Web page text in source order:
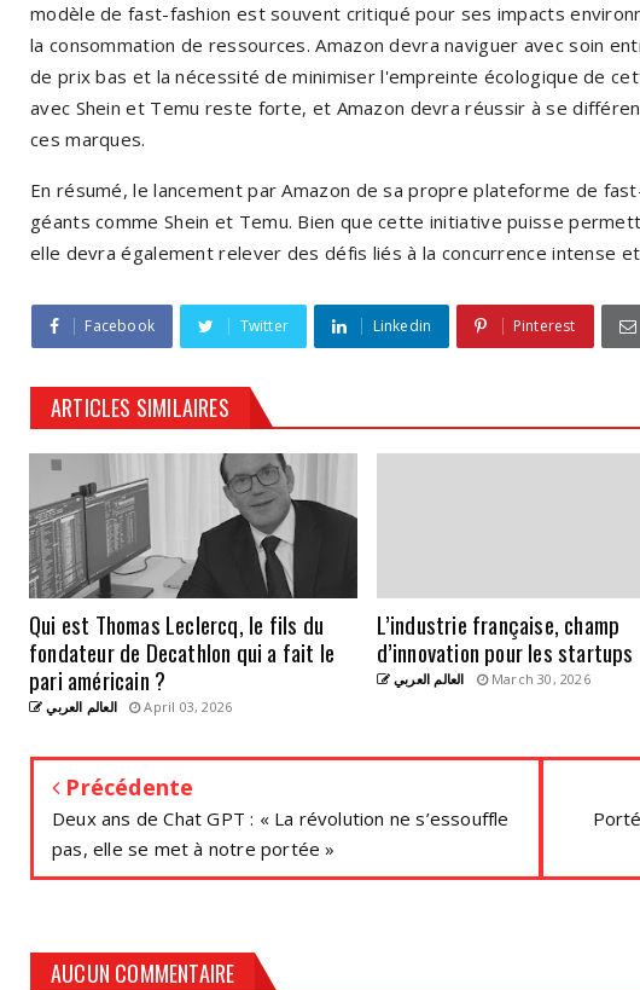
modèle de fast-fashion est souvent critiqué pour ses impacts
la consommation de ressources. Amazon devra naviguer avec soin
de prix bas et la nécessité de minimiser l'empreinte écologique de
avec Shein et Temu reste forte, et Amazon devra réussir à se
ces marques.
En résumé, le lancement par Amazon de sa propre plateforme de
géants comme Shein et Temu. Bien que cette initiative puisse
elle devra également relever des défis liés à la concurrence intense
Facebook Twitter Linkedin Pinterest
ARTICLES SIMILAIRES
Qui est Thomas Leclercq, le fils du
fondateur de Decathlon qui a fait le
pari américain ?
العالم العربي April 03, 2026
L’industrie française, champ
d’innovation pour les startups
العالم العربي March 30, 2026
Précédente
Deux ans de Chat GPT : « La révolution ne s’essouffle
pas, elle se met à notre portée »
AUCUN COMMENTAIRE